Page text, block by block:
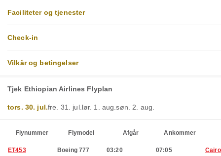
Faciliteter og tjenester
Check-in
Vilkår og betingelser
Tjek Ethiopian Airlines Flyplan
tors. 30. jul.fre. 31. jul. lør. 1. aug.søn. 2. aug.
Flynummer Flymodel Afgår Ankommer
ET453 Boeing 777 03:20 07:05 Cairo